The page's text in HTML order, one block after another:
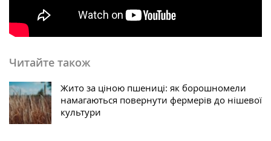
Читайте також
Жито за ціною пшениці: як борошномели
намагаються повернути фермерів до нішевої
культури